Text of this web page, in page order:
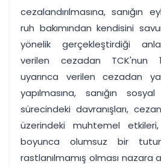
cezalandırılmasına, sanığın
ruh bakımından kendisini
yönelik gerçekleştirdiği
verilen cezadan TCK'nun
uyarınca verilen cezadan
yapılmasına, sanığın
sürecindeki davranışları,
üzerindeki muhtemel etkileri,
boyunca olumsuz bir
rastlanılmamış olması nazara